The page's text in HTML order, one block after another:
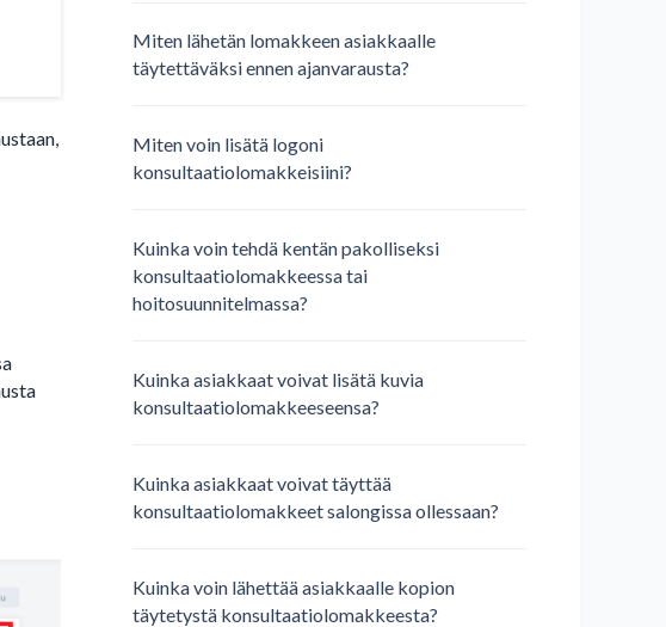
Miten lähetän lomakkeen asiakkaalle
täytettäväksi ennen ajanvarausta?
Miten voin lisätä logoni
konsultaatiolomakkeisiini?
Kuinka voin tehdä kentän pakolliseksi
konsultaatiolomakkeessa tai
hoitosuunnitelmassa?
Kuinka asiakkaat voivat lisätä kuvia
konsultaatiolomakkeeseensa?
Kuinka asiakkaat voivat täyttää
konsultaatiolomakkeet salongissa ollessaan?
Kuinka voin lähettää asiakkaalle kopion
täytetystä konsultaatiolomakkeesta?